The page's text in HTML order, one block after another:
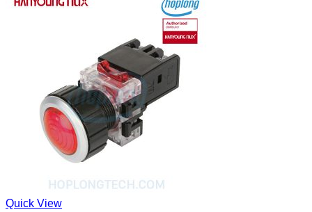
Quick View